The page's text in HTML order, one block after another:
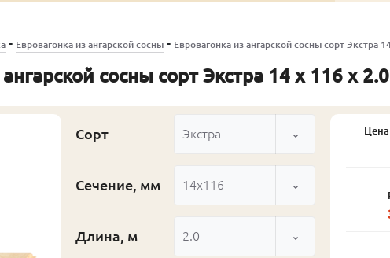
- Евровагонка из ангарской сосны- Евровагонка из ангарской сосны сорт Экстра
сосны сорт Экстра 14 x 116 x
Сорт Экстра
Сечение, мм 14x116
Длина, м 2.0